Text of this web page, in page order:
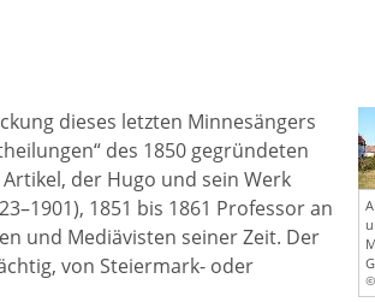
©
dieses letzten Minnesängers
des 1850 gegründeten
der Hugo und sein Werk
1851 bis 1861 Professor an
und Mediävisten seiner Zeit. Der
von Steiermark- oder